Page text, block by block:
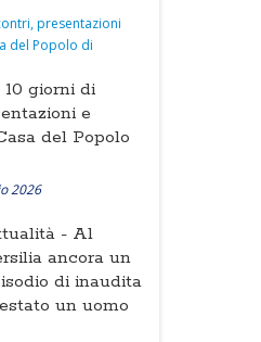
10 giorni di
e
del Popolo
2026
- Al
ancora un
di inaudita
un uomo